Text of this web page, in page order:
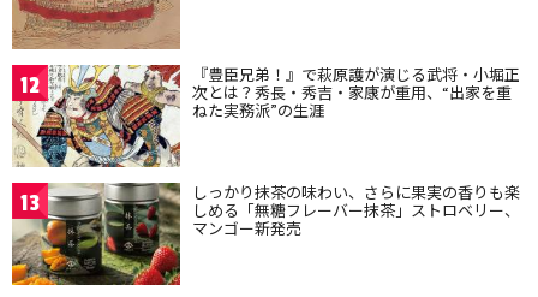
12 『豊臣兄弟！』で萩原護が演じる武将・小堀正
次とは？秀長・秀吉・家康が重用、“出家を重
ねた実務派”の生涯
13 しっかり抹茶の味わい、さらに果実の香りも楽
しめる「無糖フレーバー抹茶」ストロベリー、
マンゴー新発売